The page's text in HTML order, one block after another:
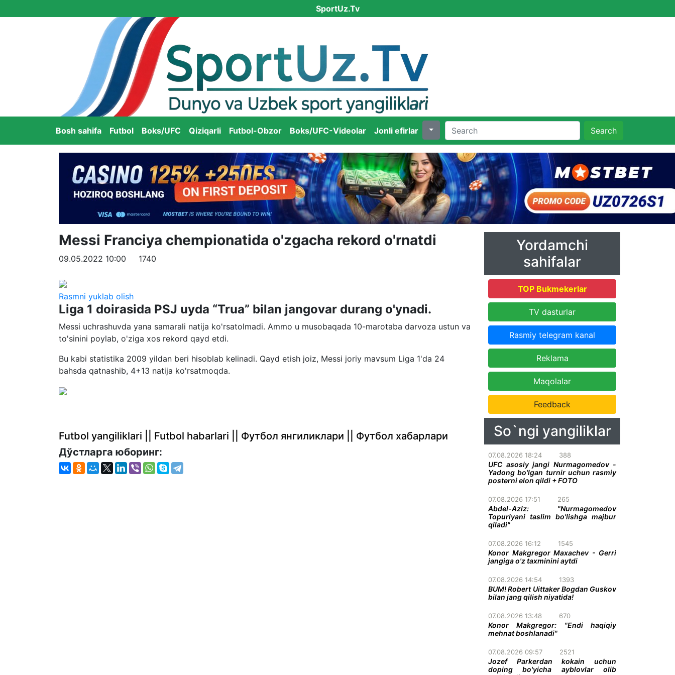
SportUz.Tv
Bosh sahifa Futbol Boks/UFC Qiziqarli Futbol-Obzor Boks/UFC-Videolar Jonli efirlar Search
Messi Franciya chempionatida o'zgacha rekord o'rnatdi
09.05.2022 10:00 1740
Rasmni yuklab olish
Liga 1 doirasida PSJ uyda “Trua” bilan jangovar durang o'ynadi.
Messi uchrashuvda yana samarali natija ko'rsatolmadi. Ammo u musobaqada 10-marotaba darvoza ustun va
to'sinini poylab, o'ziga xos rekord qayd etdi.
Bu kabi statistika 2009 yildan beri hisoblab kelinadi. Qayd etish joiz, Messi joriy mavsum Liga 1'da 24
bahsda qatnashib, 4+13 natija ko'rsatmoqda.
Futbol yangiliklari || Futbol habarlari || Футбол янгиликлари || Футбол хабарлари
Дўстларга юборинг:
Yordamchi
sahifalar
TOP Bukmekerlar
TV dasturlar
Rasmiy telegram kanal
Reklama
Maqolalar
Feedback
So`ngi yangiliklar
07.08.2026 18:24 388
UFC asosiy jangi Nurmagomedov -
Yadong bo'lgan turnir uchun rasmiy
posterni elon qildi + FOTO
07.08.2026 17:51 265
Abdel-Aziz: "Nurmagomedov
Topuriyani taslim bo'lishga majbur
qiladi"
07.08.2026 16:12 1545
Konor Makgregor Maxachev - Gerri
jangiga o'z taxminini aytdi
07.08.2026 14:54 1393
BUM! Robert Uittaker Bogdan Guskov
bilan jang qilish niyatida!
07.08.2026 13:48 670
Konor Makgregor: "Endi haqiqiy
mehnat boshlanadi"
07.08.2026 09:57 2521
Jozef Parkerdan kokain uchun
doping bo'yicha ayblovlar olib